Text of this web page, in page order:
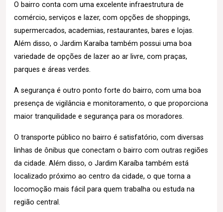
O bairro conta com uma excelente infraestrutura de
comércio, serviços e lazer, com opções de shoppings,
supermercados, academias, restaurantes, bares e lojas.
Além disso, o Jardim Karaíba também possui uma boa
variedade de opções de lazer ao ar livre, com praças,
parques e áreas verdes.
A segurança é outro ponto forte do bairro, com uma boa
presença de vigilância e monitoramento, o que proporciona
maior tranquilidade e segurança para os moradores.
O transporte público no bairro é satisfatório, com diversas
linhas de ônibus que conectam o bairro com outras regiões
da cidade. Além disso, o Jardim Karaíba também está
localizado próximo ao centro da cidade, o que torna a
locomoção mais fácil para quem trabalha ou estuda na
região central.